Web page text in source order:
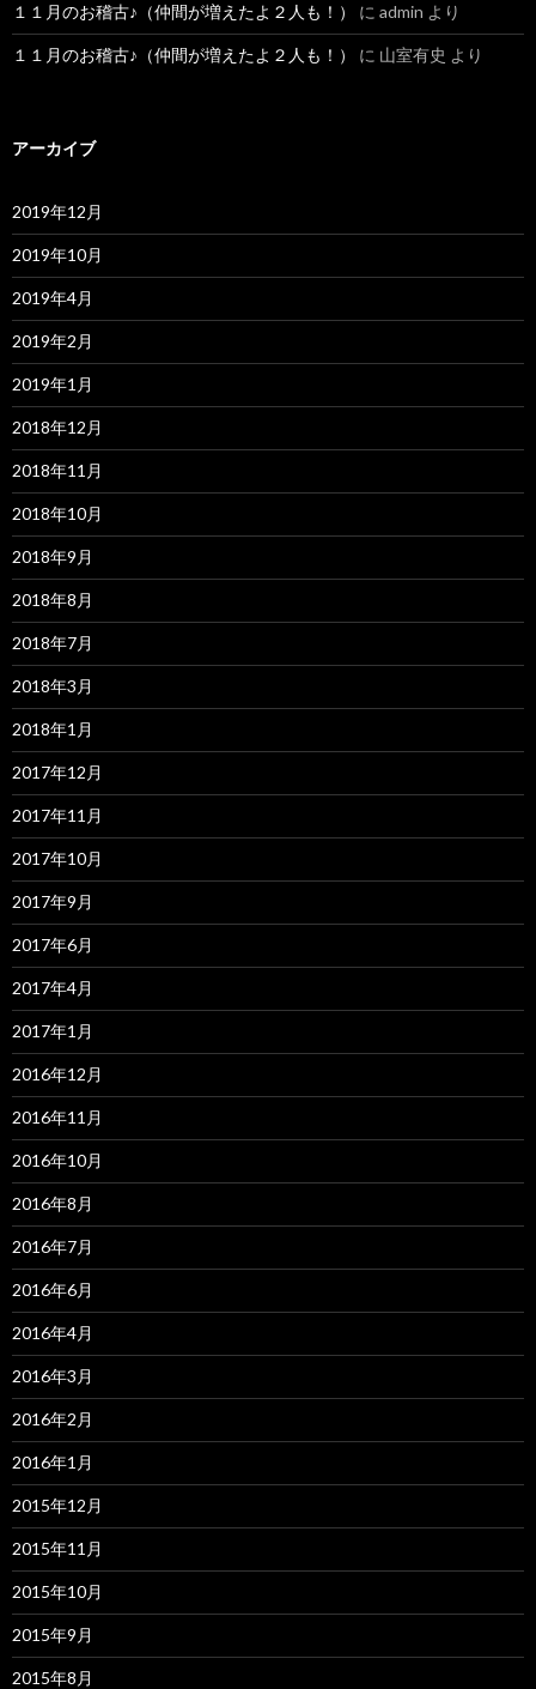
１１月のお稽古♪（仲間が増えたよ２人も！） に admin より
１１月のお稽古♪（仲間が増えたよ２人も！） に 山室有史 より
アーカイブ
2019年12月
2019年10月
2019年4月
2019年2月
2019年1月
2018年12月
2018年11月
2018年10月
2018年9月
2018年8月
2018年7月
2018年3月
2018年1月
2017年12月
2017年11月
2017年10月
2017年9月
2017年6月
2017年4月
2017年1月
2016年12月
2016年11月
2016年10月
2016年8月
2016年7月
2016年6月
2016年4月
2016年3月
2016年2月
2016年1月
2015年12月
2015年11月
2015年10月
2015年9月
2015年8月